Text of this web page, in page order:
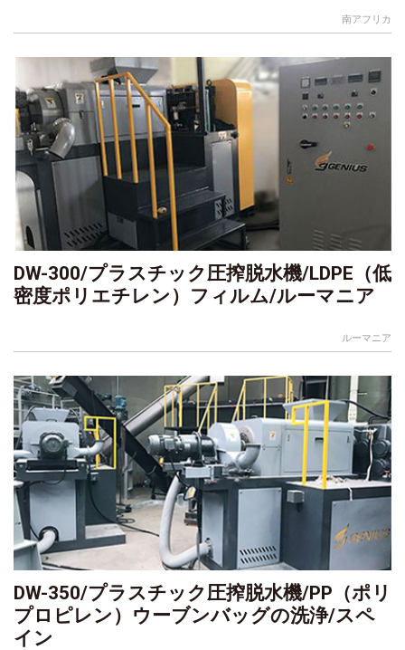
南アフリカ
DW-300/プラスチック圧搾脱水機/LDPE（低
密度ポリエチレン）フィルム/ルーマニア
ルーマニア
DW-350/プラスチック圧搾脱水機/PP（ポリ
プロピレン）ウーブンバッグの洗浄/スペ
イン